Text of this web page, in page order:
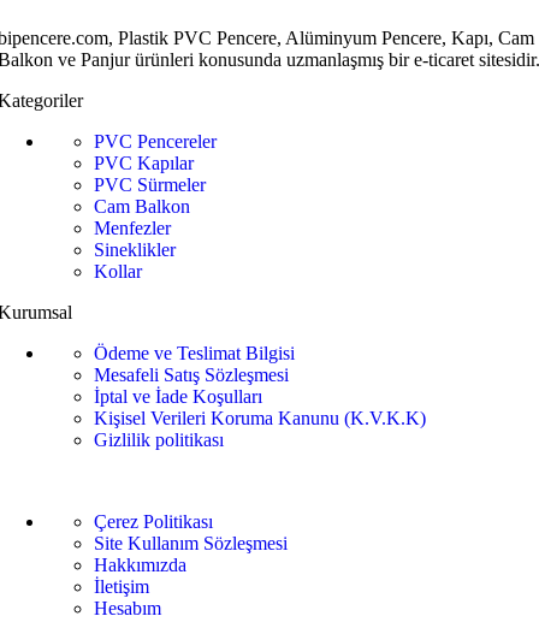
Plastik PVC Pencere, Alüminyum Pencere, Kapı, Cam
ve Panjur ürünleri konusunda uzmanlaşmış bir e-ticaret sitesidir.
PVC Pencereler
PVC Kapılar
PVC Sürmeler
Cam Balkon
Menfezler
Sineklikler
Kollar
Ödeme ve Teslimat Bilgisi
Mesafeli Satış Sözleşmesi
İptal ve İade Koşulları
Kişisel Verileri Koruma Kanunu (K.V.K.K)
Gizlilik politikası
Çerez Politikası
Site Kullanım Sözleşmesi
Hakkımızda
İletişim
Hesabım